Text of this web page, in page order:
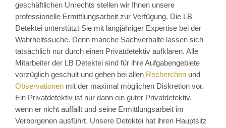
geschäftlichen Unrechts stellen wir Ihnen unsere
professionelle Ermittlungsarbeit zur Verfügung. Die LB
Detektei unterstützt Sie mit langjähriger Expertise bei der
Wahrheitssuche. Denn manche Sachverhalte lassen sich
tatsächlich nur durch einen Privatdetektiv aufklären. Alle
Mitarbeiter der LB Detektei sind für ihre Aufgabengebiete
vorzüglich geschult und gehen bei allen Recherchen und
Observationen mit der maximal möglichen Diskretion vor.
Ein Privatdetektiv ist nur dann ein guter Privatdetektiv,
wenn er nicht auffällt und seine Ermittlungsarbeit im
Verborgenen ausführt. Unsere Detektei hat ihren Hauptsitz